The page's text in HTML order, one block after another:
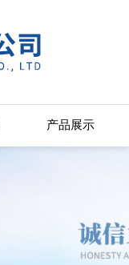
产品展示